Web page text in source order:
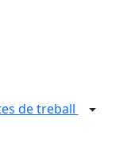
de treball